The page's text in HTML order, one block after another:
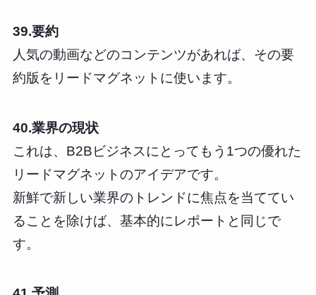
39.要約
人気の動画などのコンテンツがあれば、その要
約版をリードマグネットに使います。
40.業界の現状
これは、B2Bビジネスにとってもう1つの優れた
リードマグネットのアイデアです。
新鮮で新しい業界のトレンドに焦点を当ててい
ることを除けば、基本的にレポートと同じで
す。